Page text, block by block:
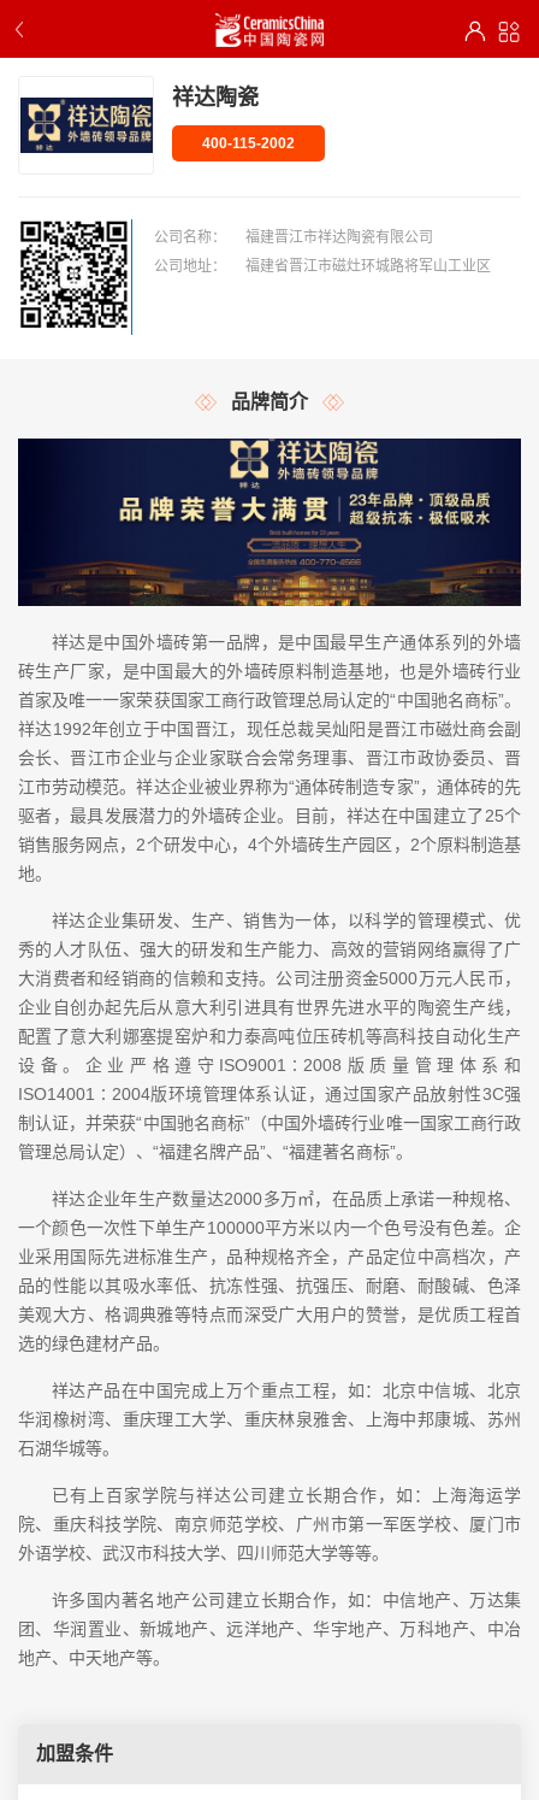
祥达陶瓷
400-115-2002
公司名称：
福建晋江市祥达陶瓷有限公司
公司地址：
福建省晋江市磁灶环城路将军山工业区
品牌简介
祥达是中国外墙砖第一品牌，是中国最早生产通体系列的外墙
砖生产厂家，是中国最大的外墙砖原料制造基地，也是外墙砖行业
首家及唯一一家荣获国家工商行政管理总局认定的“中国驰名商标”。
祥达1992年创立于中国晋江，现任总裁吴灿阳是晋江市磁灶商会副
会长、晋江市企业与企业家联合会常务理事、晋江市政协委员、晋
江市劳动模范。祥达企业被业界称为“通体砖制造专家”，通体砖的先
驱者，最具发展潜力的外墙砖企业。目前，祥达在中国建立了25个
销售服务网点，2个研发中心，4个外墙砖生产园区，2个原料制造基
地。
祥达企业集研发、生产、销售为一体，以科学的管理模式、优
秀的人才队伍、强大的研发和生产能力、高效的营销网络赢得了广
大消费者和经销商的信赖和支持。公司注册资金5000万元人民币，
企业自创办起先后从意大利引进具有世界先进水平的陶瓷生产线，
配置了意大利娜塞提窑炉和力泰高吨位压砖机等高科技自动化生产
设备。企业严格遵守ISO9001∶2008版质量管理体系和
ISO14001∶2004版环境管理体系认证，通过国家产品放射性3C强
制认证，并荣获“中国驰名商标”（中国外墙砖行业唯一国家工商行政
管理总局认定）、“福建名牌产品”、“福建著名商标”。
祥达企业年生产数量达2000多万㎡，在品质上承诺一种规格、
一个颜色一次性下单生产100000平方米以内一个色号没有色差。企
业采用国际先进标准生产，品种规格齐全，产品定位中高档次，产
品的性能以其吸水率低、抗冻性强、抗强压、耐磨、耐酸碱、色泽
美观大方、格调典雅等特点而深受广大用户的赞誉，是优质工程首
选的绿色建材产品。
祥达产品在中国完成上万个重点工程，如：北京中信城、北京
华润橡树湾、重庆理工大学、重庆林泉雅舍、上海中邦康城、苏州
石湖华城等。
已有上百家学院与祥达公司建立长期合作，如：上海海运学
院、重庆科技学院、南京师范学校、广州市第一军医学校、厦门市
外语学校、武汉市科技大学、四川师范大学等等。
许多国内著名地产公司建立长期合作，如：中信地产、万达集
团、华润置业、新城地产、远洋地产、华宇地产、万科地产、中冶
地产、中天地产等。
加盟条件